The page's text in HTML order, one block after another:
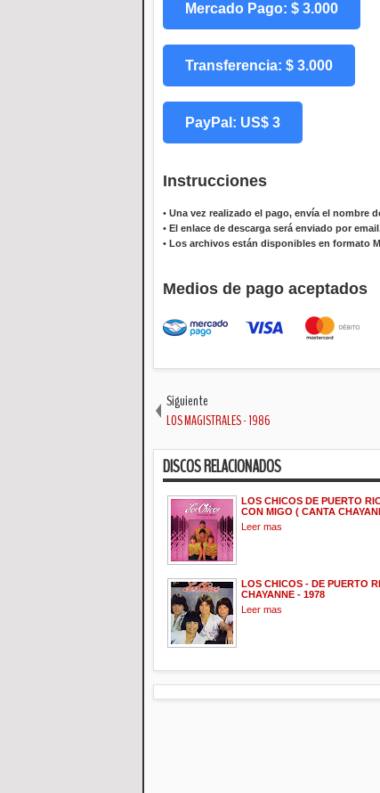
Mercado Pago: $ 3.000
Transferencia: $ 3.000
PayPal: US$ 3
Instrucciones
• Una vez realizado el pago, envía el nombre
• El enlace de descarga será enviado por
• Los archivos están disponibles en formato
Medios de pago aceptados
Siguiente
LOS MAGISTRALES - 1986
DISCOS RELACIONADOS
LOS CHICOS DE PUERTO
CON MIGO ( CANTA
Leer mas
LOS CHICOS - DE PUERTO
CHAYANNE - 1978
Leer mas